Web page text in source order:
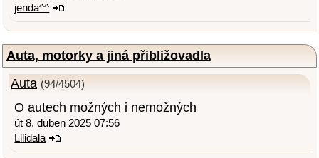
jenda^^
Auta, motorky a jiná přibližovadla
Auta (94/4504)
O autech možných i nemožných
út 8. duben 2025 07:56
Lilidala